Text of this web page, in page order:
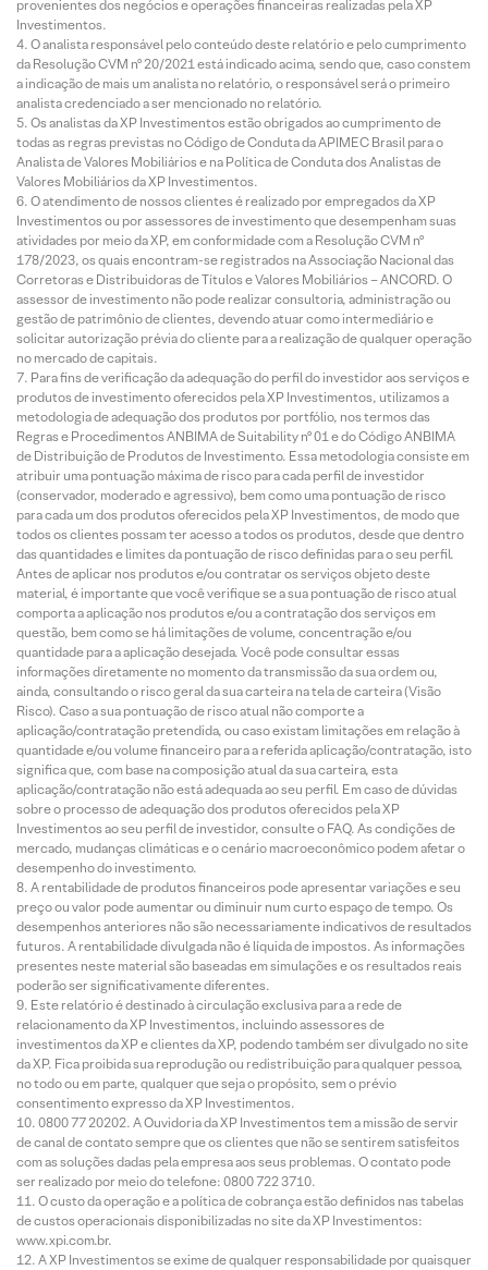
provenientes dos negócios e operações financeiras realizadas pela XP
Investimentos.
O analista responsável pelo conteúdo deste relatório e pelo cumprimento
da Resolução CVM nº 20/2021 está indicado acima, sendo que, caso constem
a indicação de mais um analista no relatório, o responsável será o primeiro
analista credenciado a ser mencionado no relatório.
Os analistas da XP Investimentos estão obrigados ao cumprimento de
todas as regras previstas no Código de Conduta da APIMEC Brasil para o
Analista de Valores Mobiliários e na Política de Conduta dos Analistas de
Valores Mobiliários da XP Investimentos.
O atendimento de nossos clientes é realizado por empregados da XP
Investimentos ou por assessores de investimento que desempenham suas
atividades por meio da XP, em conformidade com a Resolução CVM nº
178/2023, os quais encontram-se registrados na Associação Nacional das
Corretoras e Distribuidoras de Títulos e Valores Mobiliários – ANCORD. O
assessor de investimento não pode realizar consultoria, administração ou
gestão de patrimônio de clientes, devendo atuar como intermediário e
solicitar autorização prévia do cliente para a realização de qualquer operação
no mercado de capitais.
Para fins de verificação da adequação do perfil do investidor aos serviços e
produtos de investimento oferecidos pela XP Investimentos, utilizamos a
metodologia de adequação dos produtos por portfólio, nos termos das
Regras e Procedimentos ANBIMA de Suitability nº 01 e do Código ANBIMA
de Distribuição de Produtos de Investimento. Essa metodologia consiste em
atribuir uma pontuação máxima de risco para cada perfil de investidor
(conservador, moderado e agressivo), bem como uma pontuação de risco
para cada um dos produtos oferecidos pela XP Investimentos, de modo que
todos os clientes possam ter acesso a todos os produtos, desde que dentro
das quantidades e limites da pontuação de risco definidas para o seu perfil.
Antes de aplicar nos produtos e/ou contratar os serviços objeto deste
material, é importante que você verifique se a sua pontuação de risco atual
comporta a aplicação nos produtos e/ou a contratação dos serviços em
questão, bem como se há limitações de volume, concentração e/ou
quantidade para a aplicação desejada. Você pode consultar essas
informações diretamente no momento da transmissão da sua ordem ou,
ainda, consultando o risco geral da sua carteira na tela de carteira (Visão
Risco). Caso a sua pontuação de risco atual não comporte a
aplicação/contratação pretendida, ou caso existam limitações em relação à
quantidade e/ou volume financeiro para a referida aplicação/contratação, isto
significa que, com base na composição atual da sua carteira, esta
aplicação/contratação não está adequada ao seu perfil. Em caso de dúvidas
sobre o processo de adequação dos produtos oferecidos pela XP
Investimentos ao seu perfil de investidor, consulte o FAQ. As condições de
mercado, mudanças climáticas e o cenário macroeconômico podem afetar o
desempenho do investimento.
A rentabilidade de produtos financeiros pode apresentar variações e seu
preço ou valor pode aumentar ou diminuir num curto espaço de tempo. Os
desempenhos anteriores não são necessariamente indicativos de resultados
futuros. A rentabilidade divulgada não é líquida de impostos. As informações
presentes neste material são baseadas em simulações e os resultados reais
poderão ser significativamente diferentes.
Este relatório é destinado à circulação exclusiva para a rede de
relacionamento da XP Investimentos, incluindo assessores de
investimentos da XP e clientes da XP, podendo também ser divulgado no site
da XP. Fica proibida sua reprodução ou redistribuição para qualquer pessoa,
no todo ou em parte, qualquer que seja o propósito, sem o prévio
consentimento expresso da XP Investimentos.
0800 77 20202. A Ouvidoria da XP Investimentos tem a missão de servir
de canal de contato sempre que os clientes que não se sentirem satisfeitos
com as soluções dadas pela empresa aos seus problemas. O contato pode
ser realizado por meio do telefone: 0800 722 3710.
O custo da operação e a política de cobrança estão definidos nas tabelas
de custos operacionais disponibilizadas no site da XP Investimentos:
www.xpi.com.br.
A XP Investimentos se exime de qualquer responsabilidade por quaisquer